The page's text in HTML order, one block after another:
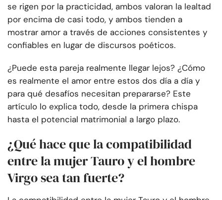
se rigen por la practicidad, ambos valoran la lealtad
por encima de casi todo, y ambos tienden a
mostrar amor a través de acciones consistentes y
confiables en lugar de discursos poéticos.
¿Puede esta pareja realmente llegar lejos? ¿Cómo
es realmente el amor entre estos dos día a día y
para qué desafíos necesitan prepararse? Este
artículo lo explica todo, desde la primera chispa
hasta el potencial matrimonial a largo plazo.
¿Qué hace que la compatibilidad
entre la mujer Tauro y el hombre
Virgo sea tan fuerte?